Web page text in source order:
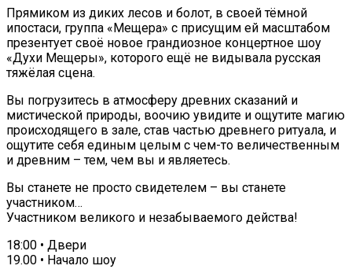
Прямиком из диких лесов и болот, в своей тёмной
ипостаси, группа «Мещера» с присущим ей масштабом
презентует своё новое грандиозное концертное шоу
«Духи Мещеры», которого ещё не видывала русская
тяжёлая сцена.
Вы погрузитесь в атмосферу древних сказаний и
мистической природы, воочию увидите и ощутите магию
происходящего в зале, став частью древнего ритуала, и
ощутите себя единым целым с чем-то величественным
и древним – тем, чем вы и являетесь.
Вы станете не просто свидетелем – вы станете
участником…
Участником великого и незабываемого действа!
18:00 • Двери
19.00 • Начало шоу